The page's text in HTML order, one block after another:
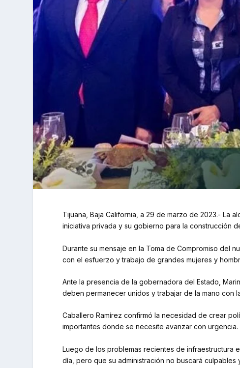
Tijuana, Baja California, a 29 de marzo de 2023.- La
iniciativa privada y su gobierno para la construcción
Durante su mensaje en la Toma de Compromiso del
con el esfuerzo y trabajo de grandes mujeres y
Ante la presencia de la gobernadora del Estado,
deben permanecer unidos y trabajar de la mano con
Caballero Ramírez confirmó la necesidad de crear
importantes donde se necesite avanzar con urgencia.
Luego de los problemas recientes de infraestructura
día, pero que su administración no buscará culpables